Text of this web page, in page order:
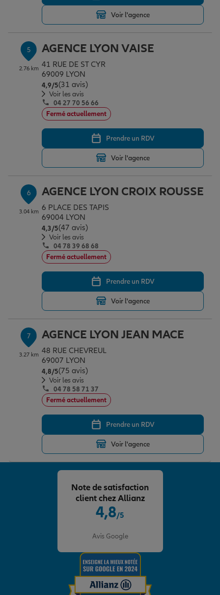
Voir l'agence
5
2.76 km
AGENCE LYON VAISE
41 RUE DE ST CYR
69009 LYON
4,9/5Note de 4.9 sur 5
(31 avis)
Voir les avis
04 27 70 56 66
Fermé actuellement
Prendre un RDV
Voir l'agence
6
3.04 km
AGENCE LYON CROIX ROUSSE
6 PLACE DES TAPIS
69004 LYON
4,3/5Note de 4.3 sur 5
(47 avis)
Voir les avis
04 78 39 68 68
Fermé actuellement
Prendre un RDV
Voir l'agence
7
3.27 km
AGENCE LYON JEAN MACE
48 RUE CHEVREUL
69007 LYON
4,8/5Note de 4.8 sur 5
(75 avis)
Voir les avis
04 78 58 71 37
Fermé actuellement
Prendre un RDV
Voir l'agence
4,8/5
Avis Google
Note de satisfaction
client chez Allianz